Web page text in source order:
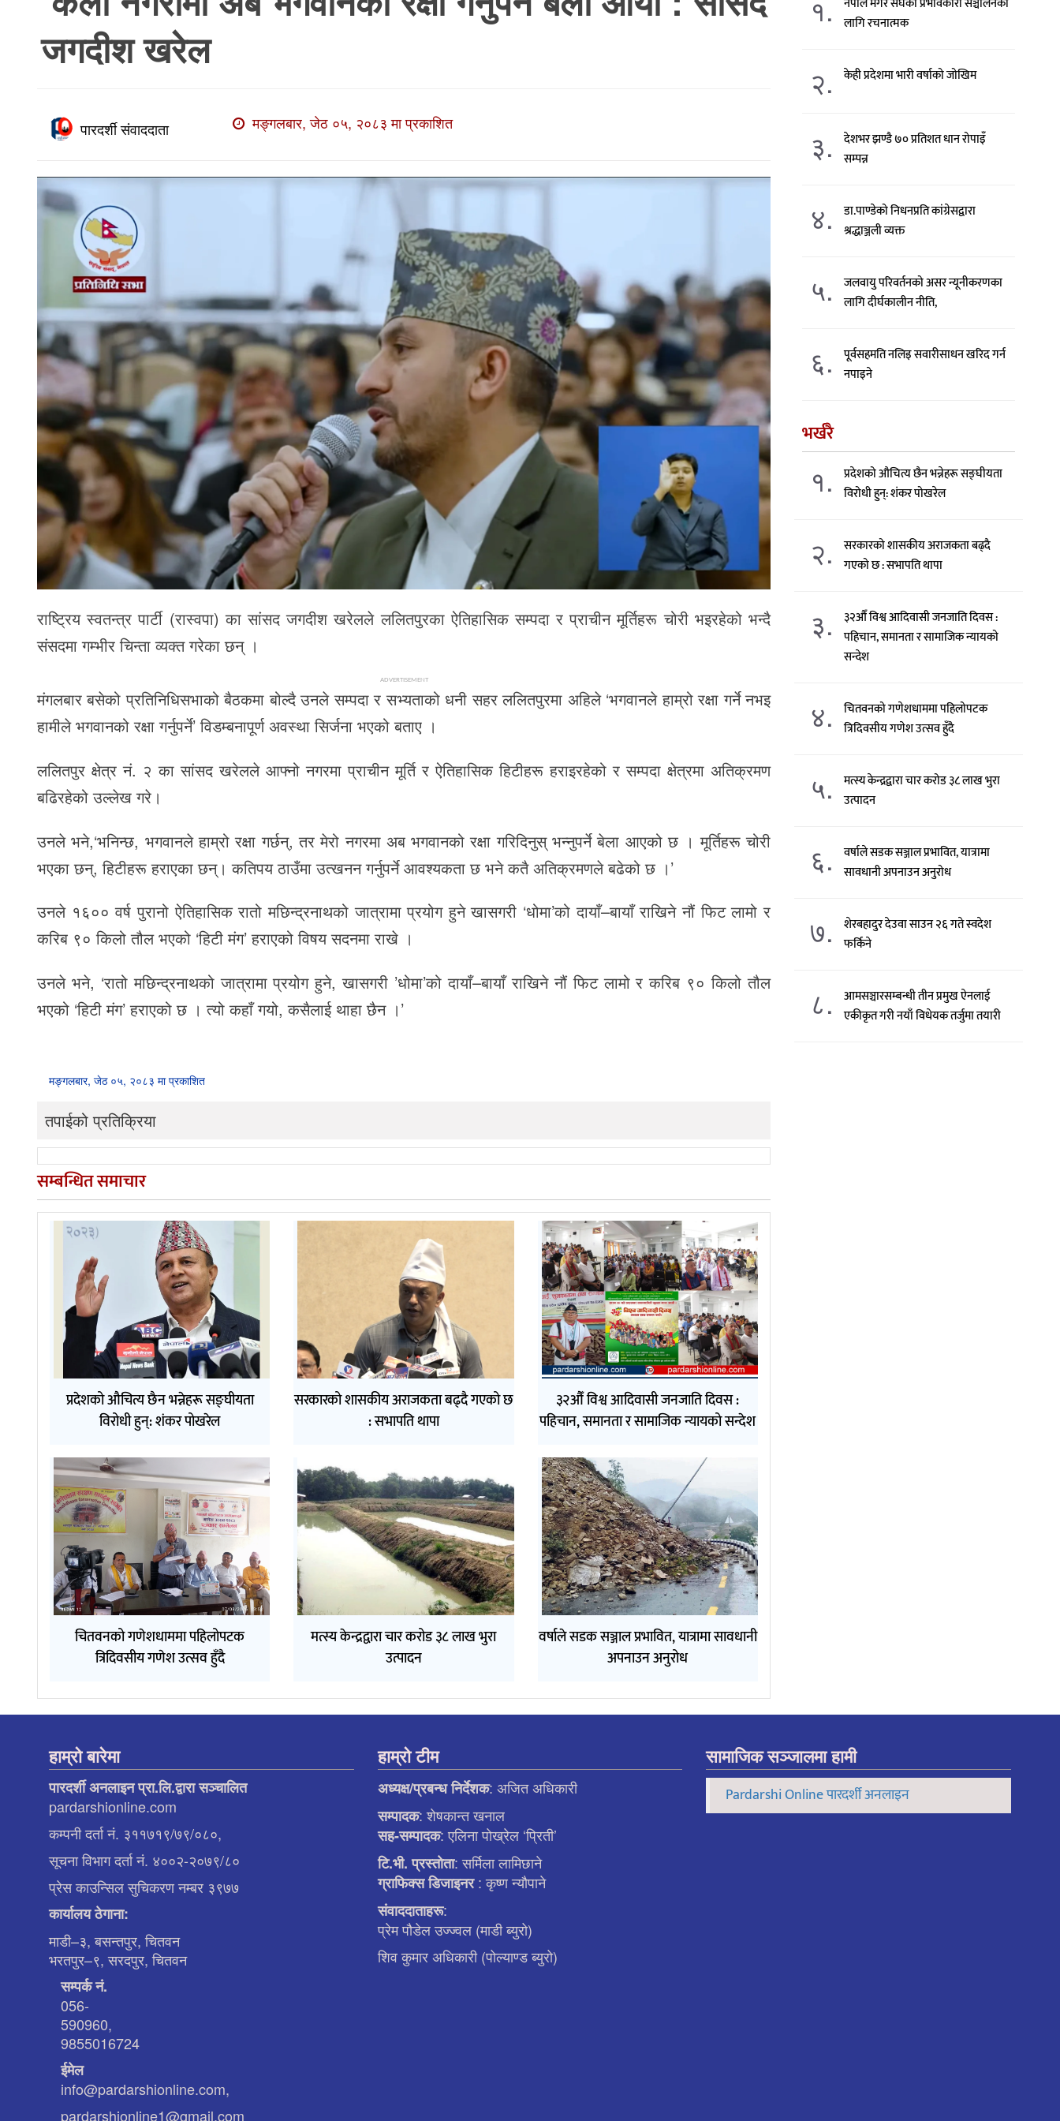
खबर
विविध
जगदीश खरेल
पारदर्शी संवाददाता मङ्गलबार, जेठ ०५, २०८३ मा प्रकाशित
राष्ट्रिय स्वतन्त्र पार्टी (रास्वपा) का सांसद जगदीश खरेलले ललितपुरका ऐतिहासिक सम्पदा र प्राचीन मूर्तिहरू चोरी भइरहेको भन्दै
संसदमा गम्भीर चिन्ता व्यक्त गरेका छन् ।
ADVERTISEMENT
मंगलबार बसेको प्रतिनिधिसभाको बैठकमा बोल्दै उनले सम्पदा र सभ्यताको धनी सहर ललितपुरमा अहिले ‘भगवानले हाम्रो रक्षा गर्ने नभइ
हामीले भगवानको रक्षा गर्नुपर्ने’ विडम्बनापूर्ण अवस्था सिर्जना भएको बताए ।
ललितपुर क्षेत्र नं. २ का सांसद खरेलले आफ्नो नगरमा प्राचीन मूर्ति र ऐतिहासिक हिटीहरू हराइरहेको र सम्पदा क्षेत्रमा अतिक्रमण
बढिरहेको उल्लेख गरे।
उनले भने,‘भनिन्छ, भगवानले हाम्रो रक्षा गर्छन्, तर मेरो नगरमा अब भगवानको रक्षा गरिदिनुस् भन्नुपर्ने बेला आएको छ । मूर्तिहरू चोरी
भएका छन्, हिटीहरू हराएका छन्। कतिपय ठाउँमा उत्खनन गर्नुपर्ने आवश्यकता छ भने कतै अतिक्रमणले बढेको छ ।’
उनले १६०० वर्ष पुरानो ऐतिहासिक रातो मछिन्द्रनाथको जात्रामा प्रयोग हुने खासगरी ‘धोमा’को दायाँ–बायाँ राखिने नौं फिट लामो र
करिब ९० किलो तौल भएको ‘हिटी मंग’ हराएको विषय सदनमा राखे ।
उनले भने, ‘रातो मछिन्द्रनाथको जात्रामा प्रयोग हुने, खासगरी ’धोमा’को दायाँ–बायाँ राखिने नौं फिट लामो र करिब ९० किलो तौल
भएको ‘हिटी मंग’ हराएको छ । त्यो कहाँ गयो, कसैलाई थाहा छैन ।’
मङ्गलबार, जेठ ०५, २०८३ मा प्रकाशित
तपाईको प्रतिक्रिया
सम्बन्धित समाचार
प्रदेशको औचित्य छैन भन्नेहरू सङ्घीयता
विरोधी हुन्: शंकर पोखरेल
सरकारको शासकीय अराजकता बढ्दै गएको छ
: सभापति थापा
३२औँ विश्व आदिवासी जनजाति दिवस :
पहिचान, समानता र सामाजिक न्यायको सन्देश
चितवनको गणेशधाममा पहिलोपटक
त्रिदिवसीय गणेश उत्सव हुँदै
मत्स्य केन्द्रद्वारा चार करोड ३८ लाख भुरा
उत्पादन
वर्षाले सडक सञ्जाल प्रभावित, यात्रामा सावधानी
अपनाउन अनुरोध
१.
लागि रचनात्मक
२. केही प्रदेशमा भारी वर्षाको जोखिम
३.
देशभर झण्डै ७० प्रतिशत धान रोपाइँ
सम्पन्न
४.
डा.पाण्डेको निधनप्रति कांग्रेसद्वारा
श्रद्धाञ्जली व्यक्त
५.
जलवायु परिवर्तनको असर न्यूनीकरणका
लागि दीर्घकालीन नीति,
६.
पूर्वसहमति नलिइ सवारीसाधन खरिद गर्न
नपाइने
भर्खरै
१.
प्रदेशको औचित्य छैन भन्नेहरू सङ्घीयता
विरोधी हुन्: शंकर पोखरेल
२.
सरकारको शासकीय अराजकता बढ्दै
गएको छ : सभापति थापा
३.
३२औँ विश्व आदिवासी जनजाति दिवस :
पहिचान, समानता र सामाजिक न्यायको
सन्देश
४.
चितवनको गणेशधाममा पहिलोपटक
त्रिदिवसीय गणेश उत्सव हुँदै
५.
मत्स्य केन्द्रद्वारा चार करोड ३८ लाख भुरा
उत्पादन
६.
वर्षाले सडक सञ्जाल प्रभावित, यात्रामा
सावधानी अपनाउन अनुरोध
७.
शेरबहादुर देउवा साउन २६ गते स्वदेश
फर्किने
८.
आमसञ्चारसम्बन्धी तीन प्रमुख ऐनलाई
एकीकृत गरी नयाँ विधेयक तर्जुमा तयारी
हाम्रो बारेमा
पारदर्शी अनलाइन प्रा.लि.द्वारा सञ्चालित
pardarshionline.com
कम्पनी दर्ता नं. ३११७१९/७९/०८०,
सूचना विभाग दर्ता नं. ४००२-२०७९/८०
प्रेस काउन्सिल सुचिकरण नम्बर ३९७७
कार्यालय ठेगाना:
माडी–३, बसन्तपुर, चितवन
भरतपुर–९, सरदपुर, चितवन
सम्पर्क नं.
056-
590960,
9855016724
ईमेल
info@pardarshionline.com,
pardarshionline1@gmail.com
हाम्रो टीम
अध्यक्ष/प्रबन्ध निर्देशक: अजित अधिकारी
सम्पादक: शेषकान्त खनाल
सह-सम्पादक: एलिना पाेख्रेल ‘प्रिती’
टि.भी. प्रस्ताेता: सर्मिला लामिछाने
ग्राफिक्स डिजाइनर: कृष्ण न्याैपाने
संवाददाताहरू:
प्रेम पौडेल उज्ज्वल (माडी ब्युरो)
शिव कुमार अधिकारी (पोल्याण्ड ब्युरो)
सामाजिक सञ्जालमा हामी
Pardarshi Online पारदर्शी अनलाइन